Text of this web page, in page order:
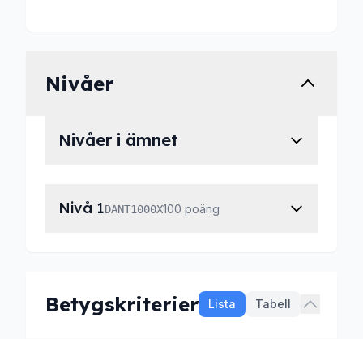
Nivåer
Nivåer i ämnet
Nivå 1DANT1000X100 poäng
Betygskriterier Lista Tabell